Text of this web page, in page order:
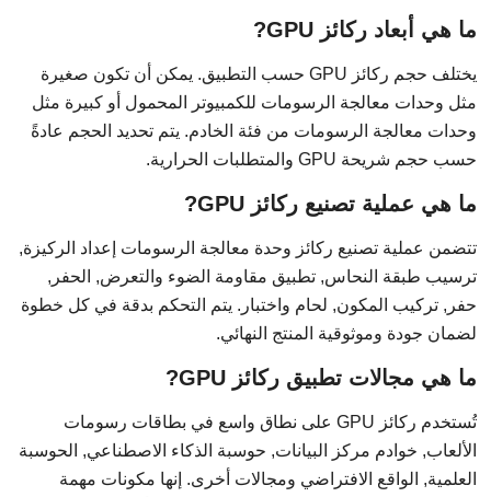
ما هي أبعاد ركائز GPU?
يختلف حجم ركائز GPU حسب التطبيق. يمكن أن تكون صغيرة
مثل وحدات معالجة الرسومات للكمبيوتر المحمول أو كبيرة مثل
وحدات معالجة الرسومات من فئة الخادم. يتم تحديد الحجم عادةً
حسب حجم شريحة GPU والمتطلبات الحرارية.
ما هي عملية تصنيع ركائز GPU?
تتضمن عملية تصنيع ركائز وحدة معالجة الرسومات إعداد الركيزة,
ترسيب طبقة النحاس, تطبيق مقاومة الضوء والتعرض, الحفر,
حفر, تركيب المكون, لحام واختبار. يتم التحكم بدقة في كل خطوة
لضمان جودة وموثوقية المنتج النهائي.
ما هي مجالات تطبيق ركائز GPU?
تُستخدم ركائز GPU على نطاق واسع في بطاقات رسومات
الألعاب, خوادم مركز البيانات, حوسبة الذكاء الاصطناعي, الحوسبة
العلمية, الواقع الافتراضي ومجالات أخرى. إنها مكونات مهمة